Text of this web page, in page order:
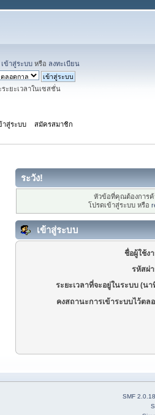
เข้าสู่ระบบ หรือ ลงทะเบียน
ะยะเวลาในเซสชั่น
าสู่ระบบ สมัครสมาชิก
ระวัง!
หัวข้อที่คุณต้องการ
โปรดเข้าสู่ระบบ หรือ
เข้าสู่ระบบ
ชื่อผู้ใช้ง
รหัสผ่
ระยะเวลาที่จะอยู่ในระบบ (นา
คงสถานะการเข้าระบบไว้ตล
SMF 2.0.18